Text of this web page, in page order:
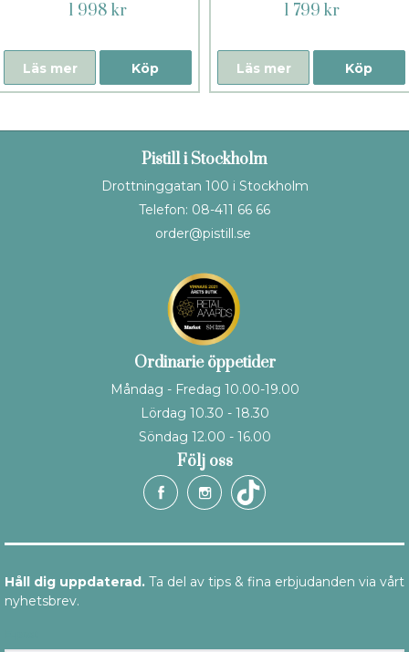
1 998 kr
Köp
Läs mer
1 799 kr
Köp
Läs mer
Pistill i Stockholm
Drottninggatan 100 i Stockholm
Telefon: 08-411 66 66
order@pistill.se
Ordinarie öppetider
Måndag - Fredag 10.00-19.00
Lördag 10.30 - 18.30
Söndag 12.00 - 16.00
Följ oss
Håll dig uppdaterad. Ta del av tips & fina erbjudanden via vårt
nyhetsbrev.